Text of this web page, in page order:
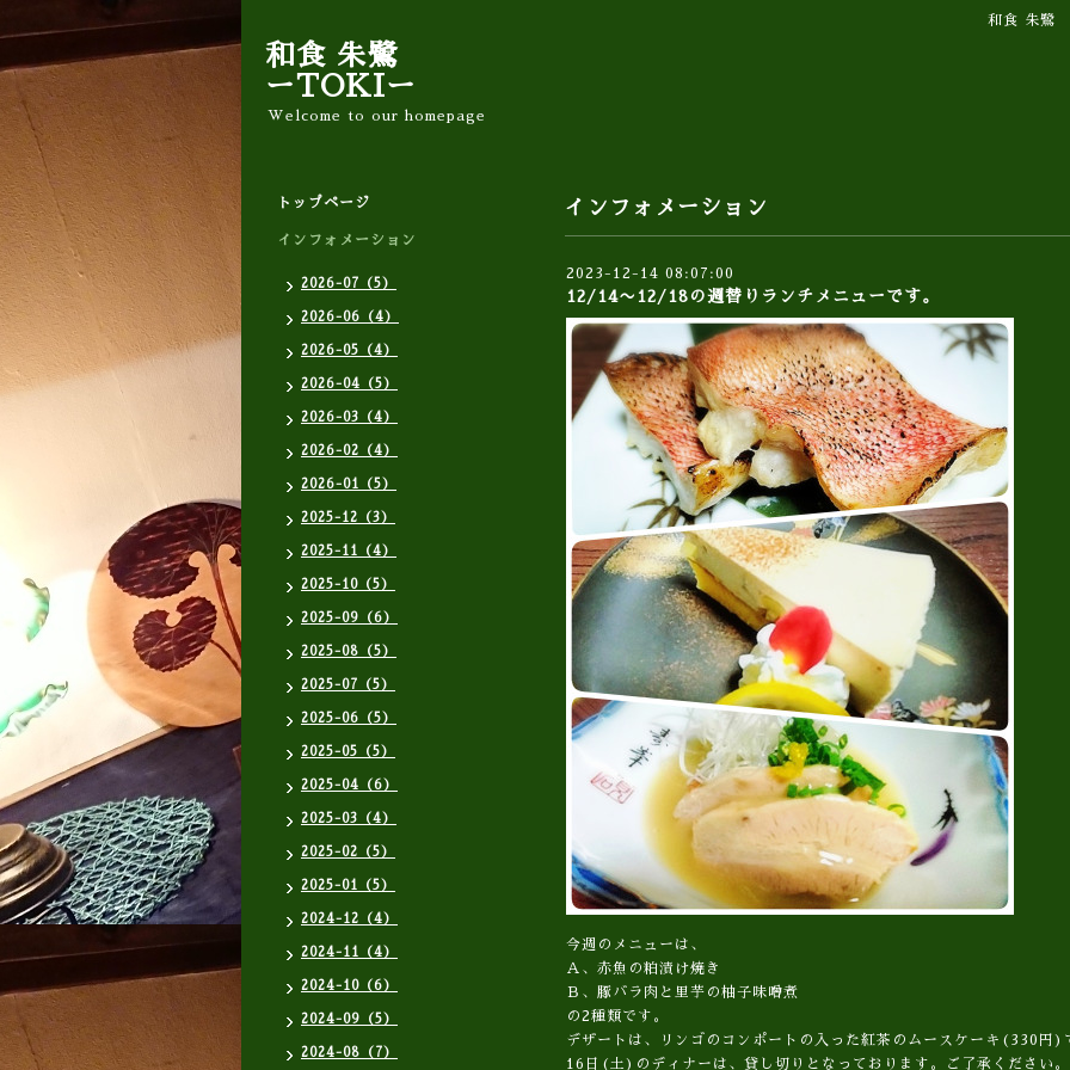
和食 朱鷺
和食 朱鷺
ーTOKIー
Welcome to our homepage
インフォメーション
2023-12-14 08:07:00
12/14〜12/18の週替りランチメニューです。
今週のメニューは、
Ａ、赤魚の粕漬け焼き
Ｂ、豚バラ肉と里芋の柚子味噌煮
の2種類です。
デザートは、リンゴのコンポートの入った紅茶のムースケーキ(330円)
16日(土)のディナーは、貸し切りとなっております。ご了承ください。
トップページ
インフォメーション
2026-07（5）
2026-06（4）
2026-05（4）
2026-04（5）
2026-03（4）
2026-02（4）
2026-01（5）
2025-12（3）
2025-11（4）
2025-10（5）
2025-09（6）
2025-08（5）
2025-07（5）
2025-06（5）
2025-05（5）
2025-04（6）
2025-03（4）
2025-02（5）
2025-01（5）
2024-12（4）
2024-11（4）
2024-10（6）
2024-09（5）
2024-08（7）